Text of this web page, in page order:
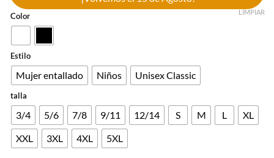
Color
Estilo
Mujer entallado Niños Unisex Classic
talla
3/4 5/6 7/8 9/11 12/14 S M L
XL
XXL
3XL 4XL 5XL
LIMPIAR